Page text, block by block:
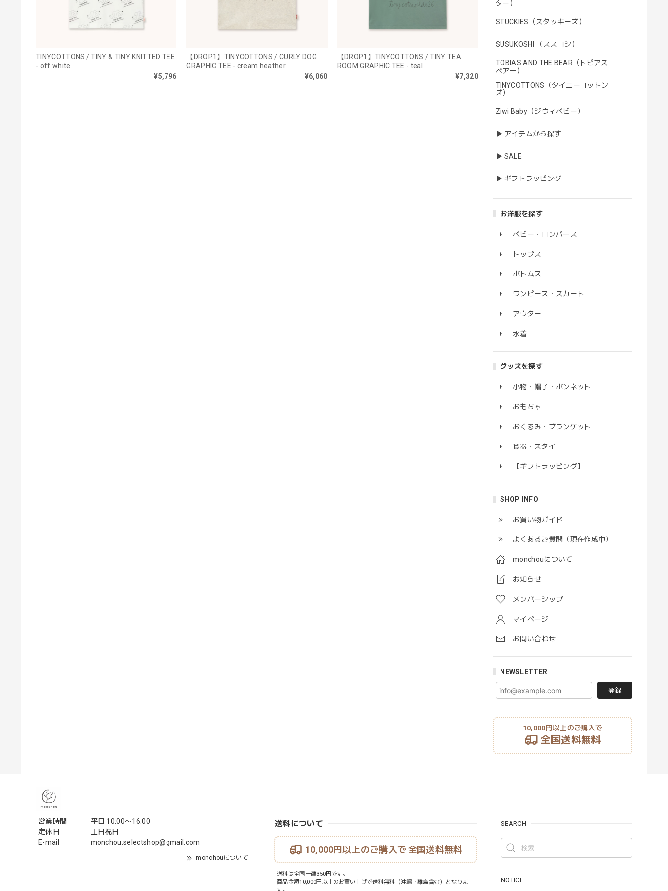
ター）
STUCKIES（スタッキーズ）
SUSUKOSHI （ススコシ）
TOBIAS AND THE BEAR（トビアス
ベアー）
TINYCOTTONS（タイニーコットン
ズ）
Ziwi Baby（ジウィベビー）
▶ アイテムから探す
▶ SALE
▶ ギフトラッピング
お洋服を探す
ベビー・ロンパース
トップス
ボトムス
ワンピース・スカート
アウター
水着
グッズを探す
小物・帽子・ボンネット
おもちゃ
おくるみ・ブランケット
食器・スタイ
【ギフトラッピング】
SHOP INFO
お買い物ガイド
よくあるご質問（現在作成中）
monchouについて
お知らせ
メンバーシップ
マイページ
お問い合わせ
NEWSLETTER
登録
10,000円以上のご購入で
全国送料無料
TINYCOTTONS / TINY & TINY KNITTED TEE
- off white
¥5,796
【DROP1】TINYCOTTONS / CURLY DOG
GRAPHIC TEE - cream heather
¥6,060
【DROP1】TINYCOTTONS / TINY TEA
ROOM GRAPHIC TEE - teal
¥7,320
営業時間
平日 10:00〜16:00
定休日
土日祝日
E-mail
monchou.selectshop@gmail.com
monchouについて
送料について
10,000円以上のご購入で全国送料無料
送料は全国一律350円です。
商品金額10,000円以上のお買い上げで送料無料（沖縄・離島含む）となりま
SEARCH
NOTICE